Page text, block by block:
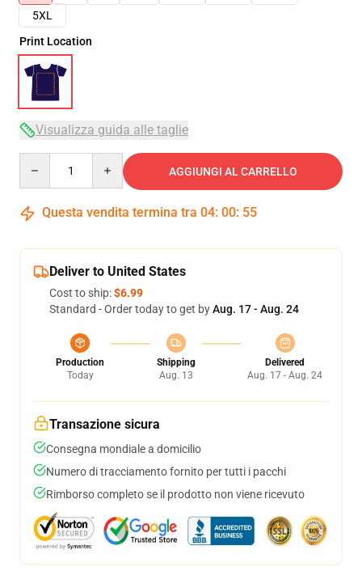
5XL
Print Location
Visualizza guida alle taglie
AGGIUNGI AL CARRELLO
Questa vendita termina tra 04: 00: 54
Deliver to United States
Cost to ship:$6.99
Standard - Order today to get byAug. 17 - Aug. 24
Production
Today
Shipping
Aug. 13
Delivered
Aug. 17 - Aug. 24
Transazione sicura
Consegna mondiale a domicilio
Numero di tracciamento fornito per tutti i pacchi
Rimborso completo se il prodotto non viene ricevuto